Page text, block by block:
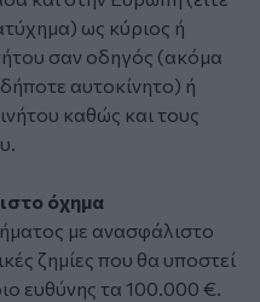
ως κύριος ή
σαν οδηγός (ακόμα
αυτοκίνητο) ή
καθώς και τους
όχημα
με ανασφάλιστο
ζημίες που θα υποστεί
ευθύνης τα 100.000 €.